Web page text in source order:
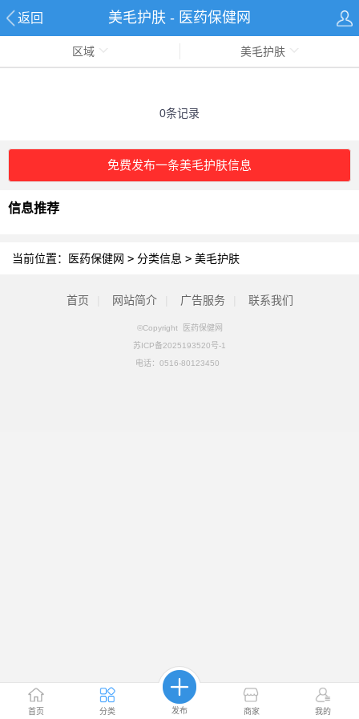
返回 美毛护肤 - 医药保健网
首页 分类 发布 商家 我的
区域 美毛护肤
0条记录
免费发布一条美毛护肤信息
信息推荐
当前位置： 医药保健网 > 分类信息 > 美毛护肤
首页 网站简介 广告服务 联系我们
©Copyright 医药保健网
苏ICP备2025193520号-1
电话： 0516-80123450